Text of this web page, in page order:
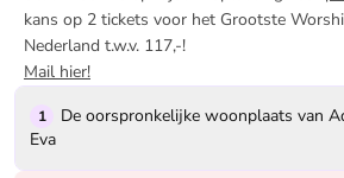
kans op 2 tickets voor het Grootste
Nederland t.w.v. 117,-!
Mail hier!
1
De oorspronkelijke woonplaats van
Eva